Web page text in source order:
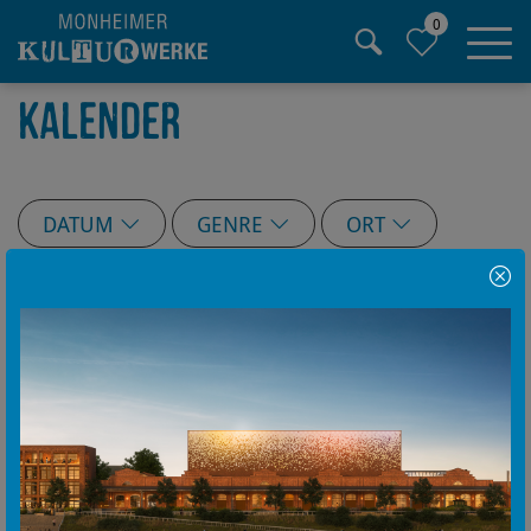
Hauptregion der Seite anspringen
0
KALENDER
DATUM GENRE ORT
3er-Orchester-Abo Filter löschen
Leider gibt es zur Zeit keine passende
Veranstaltung zu Ihrer Suche.